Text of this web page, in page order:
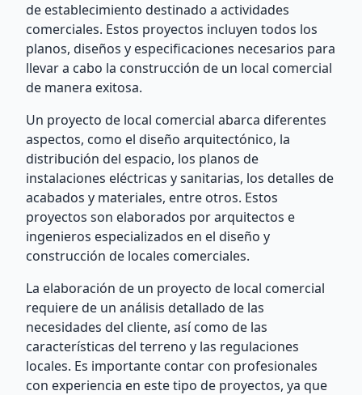
de establecimiento destinado a actividades
comerciales. Estos proyectos incluyen todos los
planos, diseños y especificaciones necesarios para
llevar a cabo la construcción de un local comercial
de manera exitosa.
Un proyecto de local comercial abarca diferentes
aspectos, como el diseño arquitectónico, la
distribución del espacio, los planos de
instalaciones eléctricas y sanitarias, los detalles de
acabados y materiales, entre otros. Estos
proyectos son elaborados por arquitectos e
ingenieros especializados en el diseño y
construcción de locales comerciales.
La elaboración de un proyecto de local comercial
requiere de un análisis detallado de las
necesidades del cliente, así como de las
características del terreno y las regulaciones
locales. Es importante contar con profesionales
con experiencia en este tipo de proyectos, ya que